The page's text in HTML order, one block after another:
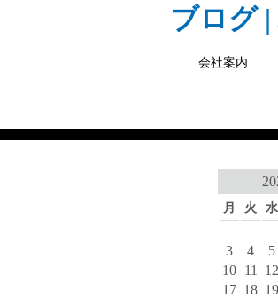
ブログ
会社案内
月 火 水
3
4 5
10 11 12
17 18 19